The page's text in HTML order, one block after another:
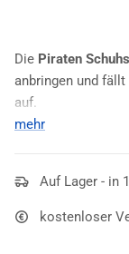
Die Piraten
anbringen und
auf.
Schuhschnalle
glitzernde
mehr
Auf Lager - in
kostenloser